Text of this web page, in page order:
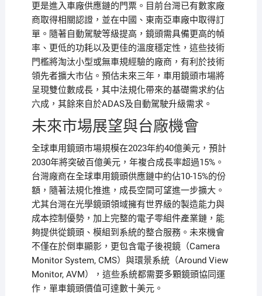
更是進入車廠供應鏈的門票。目前台灣已有數家廠
商取得相關認證，並在中國、東南亞車廠中取得訂
單。隨著自動駕駛等級提高，鏡頭需具備更高的幀
率、更低的功耗以及更佳的溫度穩定性，這些技術
門檻將淘汰小型或無車規經驗的廠商，有利於技術
領先者擴大市佔。預估未來三年，車用鏡頭市場將
呈現雙位數成長，其中法規化帶來的基礎需求約佔
六成，其餘來自於ADAS及自動駕駛升級需求。
未來市場展望與台廠機會
全球車用鏡頭市場規模在2023年約40億美元，預計
2030年將突破百億美元，年複合成長率超過15%。
台灣廠商在全球車用鏡頭供應鏈中約佔10-15%的份
額，隨著法規化推進，成長空間可望進一步擴大。
尤其台灣在光學鏡頭領域擁有世界級的製造能力與
成本控制優勢，加上完整的電子零組件產業鏈，能
夠提供從鏡頭、模組到系統的整合服務。未來機會
不僅在於倒車顯影，更包含電子後視鏡（Camera
Monitor System, CMS）與環景系統（Around View
Monitor, AVM），這些系統都需要多顆鏡頭協同運
作，單車鏡頭價值可達數十美元。